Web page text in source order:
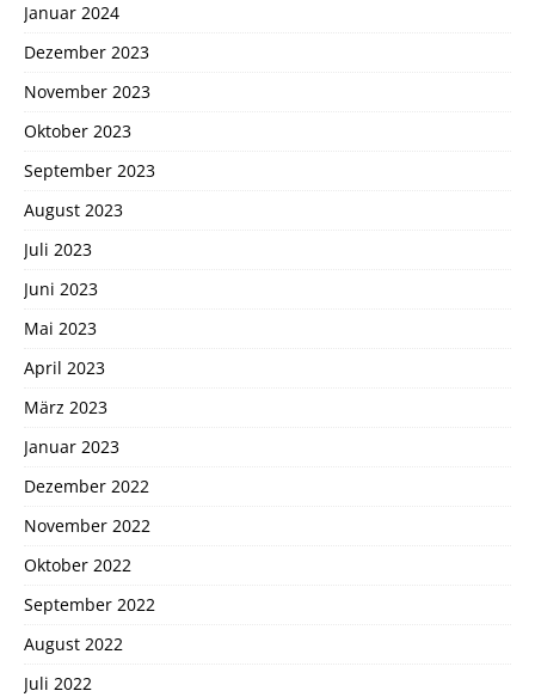
Januar 2024
Dezember 2023
November 2023
Oktober 2023
September 2023
August 2023
Juli 2023
Juni 2023
Mai 2023
April 2023
März 2023
Januar 2023
Dezember 2022
November 2022
Oktober 2022
September 2022
August 2022
Juli 2022